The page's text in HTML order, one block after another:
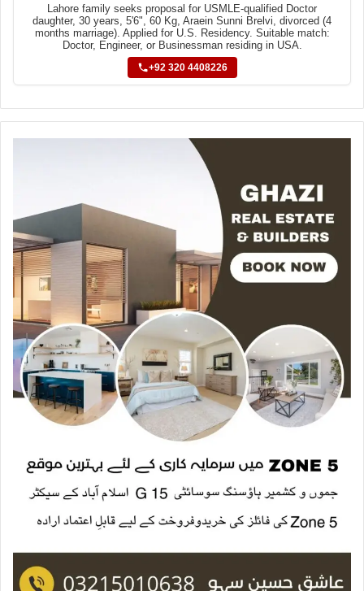
Lahore family seeks proposal for USMLE-qualified Doctor
daughter, 30 years, 5'6", 60 Kg, Araein Sunni Brelvi, divorced (4
months marriage). Applied for U.S. Residency. Suitable match:
Doctor, Engineer, or Businessman residing in USA.
+92 320 4408226